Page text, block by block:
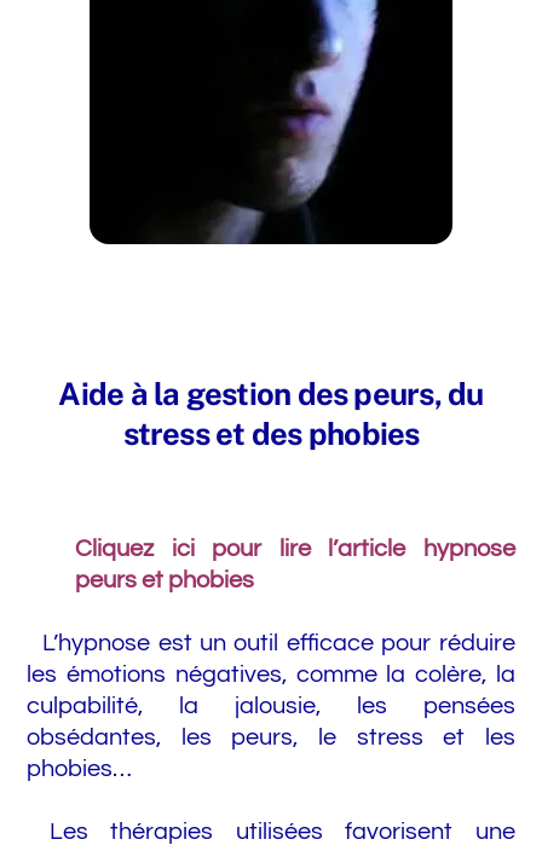
Aide à la gestion des peurs, du
stress et des phobies
Cliquez ici pour lire l’article hypnose
peurs et phobies
L’hypnose est un outil efficace pour réduire
les émotions négatives, comme la colère, la
culpabilité, la jalousie, les pensées
obsédantes, les peurs, le stress et les
phobies…
Les thérapies utilisées favorisent une